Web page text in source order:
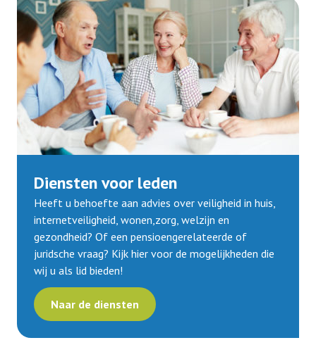
Diensten voor leden
Heeft u behoefte aan advies over veiligheid in huis,
internetveiligheid, wonen,zorg, welzijn en
gezondheid? Of een pensioengerelateerde of
juridsche vraag? Kijk hier voor de mogelijkheden die
wij u als lid bieden!
Naar de diensten